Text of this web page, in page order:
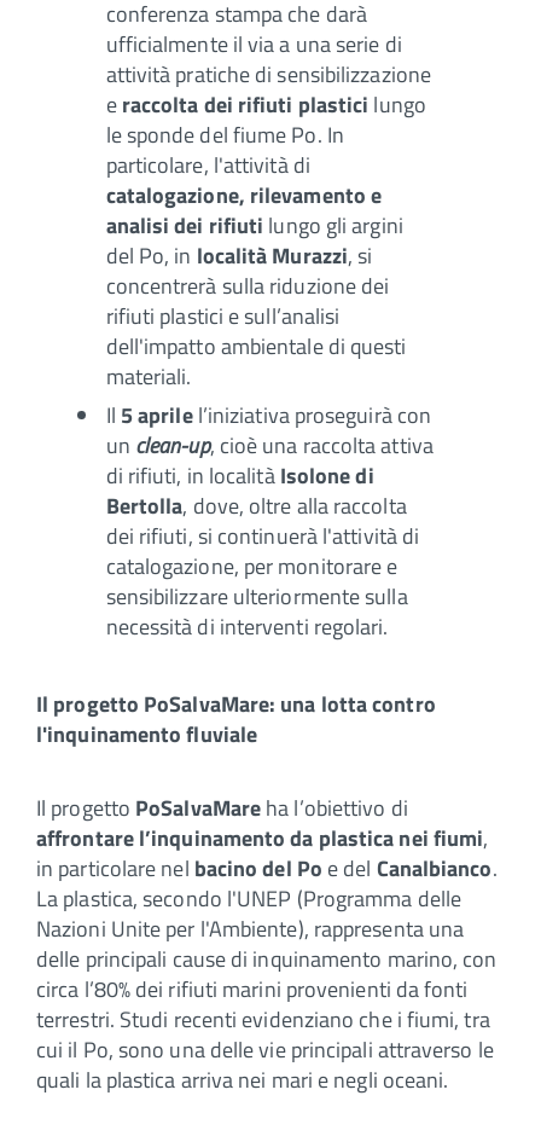
conferenza stampa che darà
ufficialmente il via a una serie di
attività pratiche di sensibilizzazione
eraccolta dei rifiuti plastici lungo
le sponde del fiume Po. In
particolare, l'attività di
catalogazione, rilevamento e
analisi dei rifiuti lungo gli argini
del Po, in località Murazzi, si
concentrerà sulla riduzione dei
rifiuti plastici e sull’analisi
dell'impatto ambientale di questi
materiali.
Il 5 aprilel’iniziativa proseguirà con
un clean-up, cioè una raccolta attiva
di rifiuti, in localitàIsolone di
Bertolla, dove, oltre alla raccolta
dei rifiuti, si continuerà l'attività di
catalogazione, per monitorare e
sensibilizzare ulteriormente sulla
necessità di interventi regolari.
Il progetto PoSalvaMare: una lotta contro
l'inquinamento fluviale
Il progetto PoSalvaMareha l’obiettivo di
affrontare l’inquinamento da plastica nei fiumi,
in particolare nel bacino del Po e del Canalbianco.
La plastica, secondo l'UNEP (Programma delle
Nazioni Unite per l'Ambiente), rappresenta una
delle principali cause di inquinamento marino, con
circa l’80% dei rifiuti marini provenienti da fonti
terrestri. Studi recenti evidenziano che i fiumi, tra
cui il Po, sono una delle vie principali attraverso le
quali la plastica arriva nei mari e negli oceani.